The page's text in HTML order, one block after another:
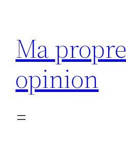
contenu
Ma propre
opinion